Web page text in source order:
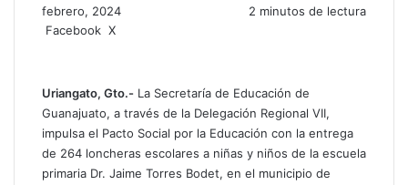
febrero, 2024
2 minutos de lectura
Facebook X
sa
Uriangato, Gto.- La Secretaría de Educación de
Guanajuato, a través de la Delegación Regional VII,
impulsa el Pacto Social por la Educación con la entrega
de 264 loncheras escolares a niñas y niños de la escuela
primaria Dr. Jaime Torres Bodet, en el municipio de